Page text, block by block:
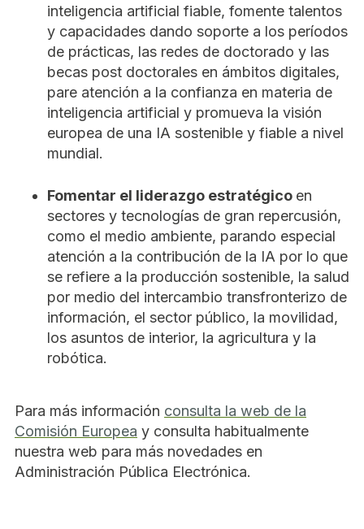
inteligencia artificial fiable, fomente talentos
y capacidades dando soporte a los períodos
de prácticas, las redes de doctorado y las
becas post doctorales en ámbitos digitales,
pare atención a la confianza en materia de
inteligencia artificial y promueva la visión
europea de una IA sostenible y fiable a nivel
mundial.
Fomentar el liderazgo estratégico en
sectores y tecnologías de gran repercusión,
como el medio ambiente, parando especial
atención a la contribución de la IA por lo que
se refiere a la producción sostenible, la salud
por medio del intercambio transfronterizo de
información, el sector público, la movilidad,
los asuntos de interior, la agricultura y la
robótica.
Para más información consulta la web de la
Comisión Europea y consulta habitualmente
nuestra web para más novedades en
Administración Pública Electrónica.